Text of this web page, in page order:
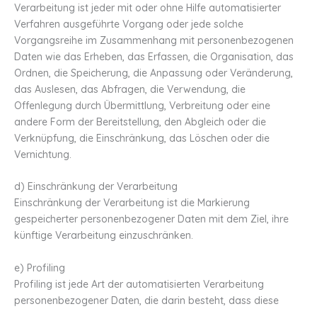
Verarbeitung ist jeder mit oder ohne Hilfe automatisierter
Verfahren ausgeführte Vorgang oder jede solche
Vorgangsreihe im Zusammenhang mit personenbezogenen
Daten wie das Erheben, das Erfassen, die Organisation, das
Ordnen, die Speicherung, die Anpassung oder Veränderung,
das Auslesen, das Abfragen, die Verwendung, die
Offenlegung durch Übermittlung, Verbreitung oder eine
andere Form der Bereitstellung, den Abgleich oder die
Verknüpfung, die Einschränkung, das Löschen oder die
Vernichtung.
d) Einschränkung der Verarbeitung
Einschränkung der Verarbeitung ist die Markierung
gespeicherter personenbezogener Daten mit dem Ziel, ihre
künftige Verarbeitung einzuschränken.
e) Profiling
Profiling ist jede Art der automatisierten Verarbeitung
personenbezogener Daten, die darin besteht, dass diese